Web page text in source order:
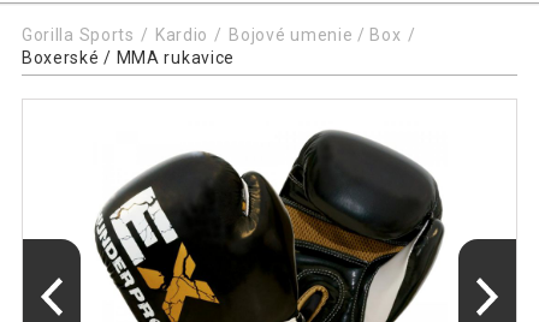
Gorilla Sports Kardio
Bojové umenie / Box
Boxerské / MMA rukavice